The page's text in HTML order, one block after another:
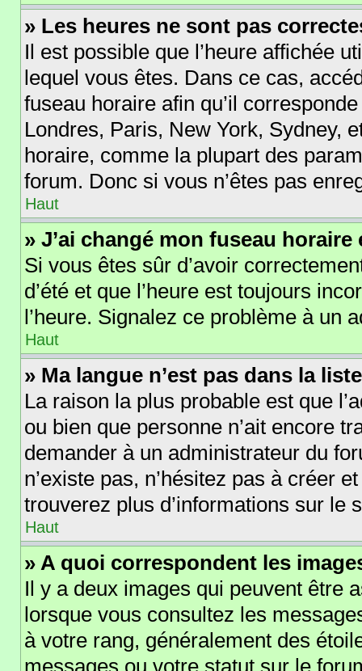
» Les heures ne sont pas
Il est possible que l’heure affichée
lequel vous êtes. Dans ce cas,
fuseau horaire afin qu’il
Londres, Paris, New York, Sydney,
horaire, comme la plupart des
forum. Donc si vous n’êtes pas
Haut
» J’ai changé mon fuseau
Si vous êtes sûr d’avoir
d’été et que l’heure est toujours
l’heure. Signalez ce problème à un
Haut
» Ma langue n’est pas dans la
La raison la plus probable est que
ou bien que personne n’ait encore
demander à un administrateur du
n’existe pas, n’hésitez pas à créer
trouverez plus d’informations sur le
Haut
» A quoi correspondent les
Il y a deux images qui peuvent être
lorsque vous consultez les
à votre rang, généralement des
messages ou votre statut sur le